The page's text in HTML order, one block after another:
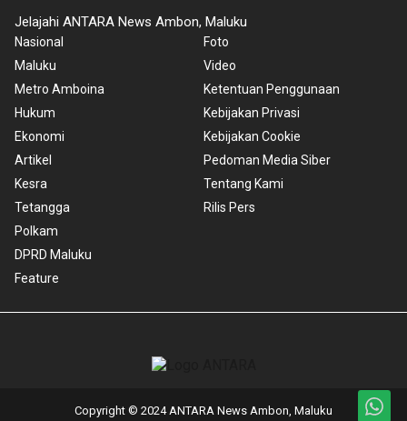
Jelajahi ANTARA News Ambon, Maluku
Nasional
Maluku
Metro Amboina
Hukum
Ekonomi
Artikel
Kesra
Tetangga
Polkam
DPRD Maluku
Feature
Foto
Video
Ketentuan Penggunaan
Kebijakan Privasi
Kebijakan Cookie
Pedoman Media Siber
Tentang Kami
Rilis Pers
Copyright © 2024 ANTARA News Ambon, Maluku